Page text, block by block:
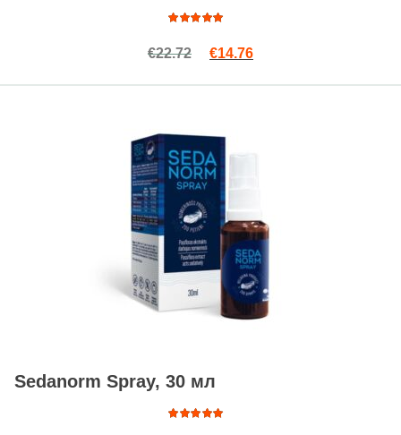
5.00
из
€22.72 Первоначальная цена
€14.76Текущая цена:
Sedanorm Spray, 30 мл
Подробнее